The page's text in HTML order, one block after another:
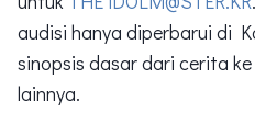
audisi hanya diperbarui di
sinopsis dasar dari cerita
lainnya.